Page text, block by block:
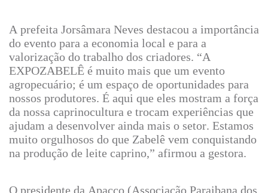
A prefeita Jorsâmara Neves destacou a importância
do evento para a economia local e para a
valorização do trabalho dos criadores. “A
EXPOZABELÊ é muito mais que um evento
agropecuário; é um espaço de oportunidades para
nossos produtores. É aqui que eles mostram a força
da nossa caprinocultura e trocam experiências que
ajudam a desenvolver ainda mais o setor. Estamos
muito orgulhosos do que Zabelê vem conquistando
na produção de leite caprino,” afirmou a gestora.
O presidente da Apacco (Associação Paraibana dos